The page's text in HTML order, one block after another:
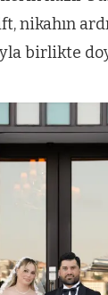
nikahın
birlikte